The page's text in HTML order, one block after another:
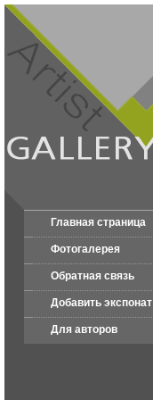
Главная страница
Фотогалерея
Обратная связь
Добавить экспонат
Для авторов